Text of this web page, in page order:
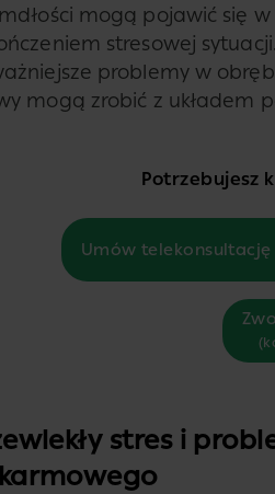
mogą pojawić się
stresowej
problemy w
mogą zrobić z układem
Potrzebujesz
Umów telekonsultację
stres i